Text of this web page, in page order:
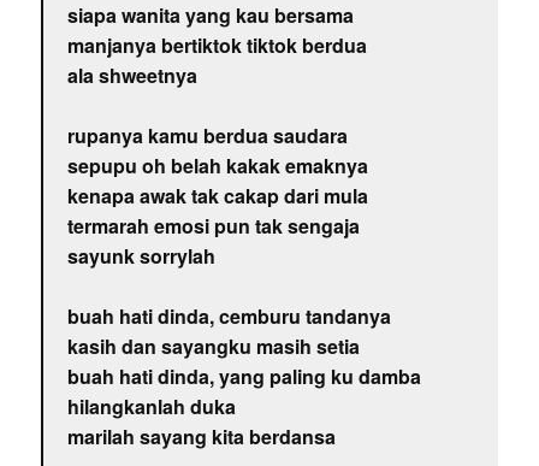
siapa wanita yang kau bersama
manjanya bertiktok tiktok berdua
ala shweetnya
rupanya kamu berdua saudara
sepupu oh belah kakak emaknya
kenapa awak tak cakap dari mula
termarah emosi pun tak sengaja
sayunk sorrylah
buah hati dinda, cemburu tandanya
kasih dan sayangku masih setia
buah hati dinda, yang paling ku damba
hilangkanlah duka
marilah sayang kita berdansa